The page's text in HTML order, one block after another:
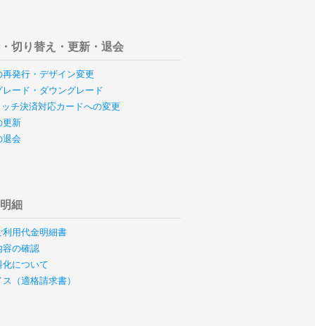
切り替え・更新・退会
再発行・デザイン変更
レード・ダウングレード
チ決済対応カードへの変更
更新
退会
細
利用代金明細書
容の確認
化について
（適格請求書）